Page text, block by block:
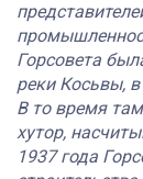
Горсовета
реки Косьвы,
В то время
хутор,
1937 года